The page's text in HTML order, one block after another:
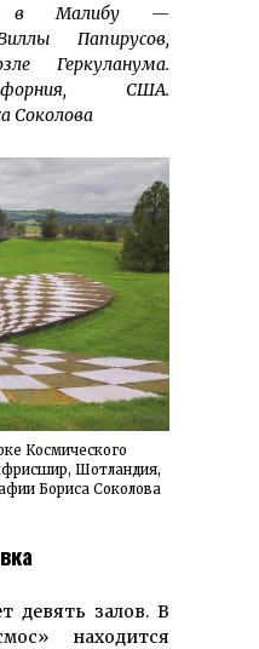
в Малибу —
Папирусов,
Геркуланума.
США.
Соколова
Космического
Шотландия,
Бориса Соколова
девять залов. В
находится